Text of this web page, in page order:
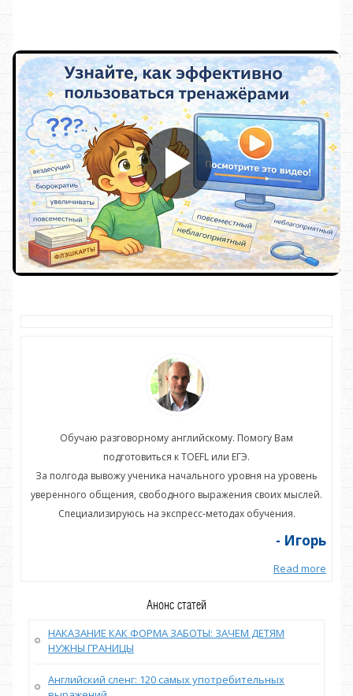
Обучаю разговорному английскому. Помогу Вам
подготовиться к TOEFL или ЕГЭ.
За полгода вывожу ученика начального уровня на уровень
уверенного общения, свободного выражения своих мыслей.
Специализируюсь на экспресс-методах обучения.
- Игорь
Read more
Анонс статей
НАКАЗАНИЕ КАК ФОРМА ЗАБОТЫ: ЗАЧЕМ ДЕТЯМ
НУЖНЫ ГРАНИЦЫ
Английский сленг: 120 самых употребительных